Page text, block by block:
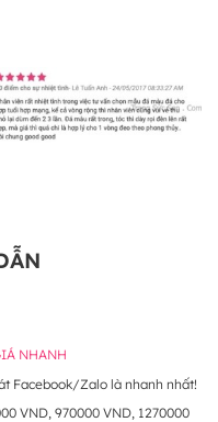
NHANH
Facebook/Zalo là nhanh nhất!
VND, 970000 VND, 1270000